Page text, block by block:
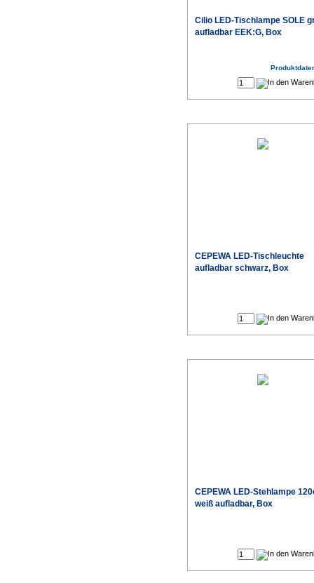
Cilio LED-Tischlampe SOLE
aufladbar EEK:G, Box
CEPEWA LED-Tischleuchte
aufladbar schwarz, Box
CEPEWA LED-Stehlampe
weiß aufladbar, Box